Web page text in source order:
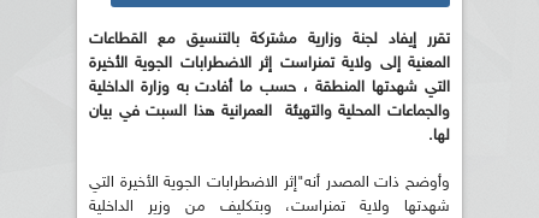
تقرر إيفاد لجنة وزارية مشتركة بالتنسيق مع القطاعات
المعنية إلى ولاية تمنراست إثر الاضطرابات الجوية الأخيرة
التي شهدتها المنطقة ، حسب ما أفادت به وزارة الداخلية
والجماعات المحلية والتهيئة العمرانية هذا السبت في بيان
لها.
وأوضح ذات المصدر أنه"إثر الاضطرابات الجوية الأخيرة التي
شهدتها ولاية تمنراست، وبتكليف من وزير الداخلية